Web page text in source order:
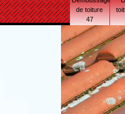
de toiture
47